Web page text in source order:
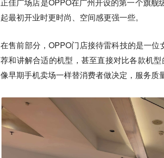
起最初开业时更时尚、空间感更强一些。
在售前部分，OPPO门店接待雷科技的是一
荐和讲解合适的机型，甚至直接对比各款机
像早期手机卖场一样替消费者做决定，服务质